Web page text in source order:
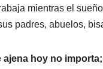
mientras el
padres, abuelos,
ajena hoy no